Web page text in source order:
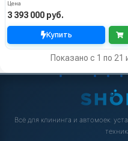
Цена
3 393 000 руб.
Купить
Показано с 1 по 21
Всё для клининга и автомоек: